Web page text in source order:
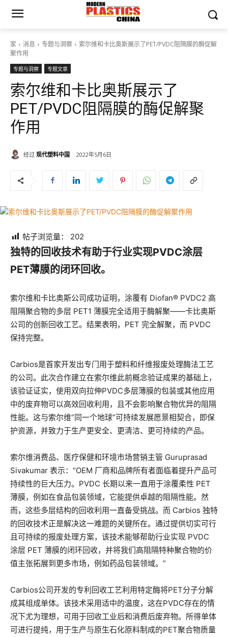
家 消息 专题与洞察
索尔维和卡比奥斯展示了PET/PVDC阻隔膜的酶促解
聚作用
专题与洞察 专题文章
索尔维和卡比奥斯展示了
PET/PVDC阻隔膜的酶促解聚
作用
经过 现代塑料中国 2022年5月6日
帖子浏览量： 202
独特的回收技术有助于行业实现PVDC涂层
PET薄膜的闭环回收。
索尔维和卡比奥斯公司成功证明，涂覆有 Diofan® PVDC2 高
阻隔聚合物的多层 PET1 薄膜完全适用于酶解聚——卡比奥斯
公司的创新回收工艺。结果表明，PET 完全解聚，而 PVDC
保持完整。
Carbios是首家开发出专门用于塑料和纤维报废处理酶法工艺
的公司。此次合作建立在索尔维此前概念验证成果的基础上，
该验证证实，使用双向拉伸PVDC多层薄膜的包装或其他应用
中的废弃物可以高效回收利用，且不会影响聚合物优异的阻隔
性能。这与索尔维“同一个地球”可持续发展愿景相契合，即保
护资源，并致力于生产更安全、更清洁、更可持续的产品。
索尔维消费品、医疗保健和环境市场营销主管 Guruprasad
Sivakumar 表示：“OEM 厂商和品牌所有者面临着提升产品可
持续性的巨大压力。PVDC 长期以来一直用于涂覆柔性 PET
薄膜，例如在食品包装领域，它能提供卓越的阻隔性能。然
而，这些多层结构的回收利用一直备受挑战。而 Carbios 独特
的回收技术正是解决这一难题的关键所在。通过提供切实可行
且可持续的报废处理方案，该技术能够帮助行业实现 PVDC
涂层 PET 薄膜的闭环回收，并将我们高阻隔特种聚合物的价
值主张拓展到更多市场，例如药品包装领域。”
Carbios公司开发的专利回收工艺利用特定酶将PET分子分解
成其组成单体。该技术采用适中的温度，这在PVDC存在的情
况下尤为理想，可用于回收工业后和消费后废弃物。所得单体
可进行提纯，用于生产与原生石化原料制成的PET聚合物质量